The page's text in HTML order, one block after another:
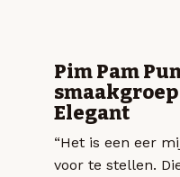
Pim Pam
Elegant
“Het is een eer
voor te stellen.